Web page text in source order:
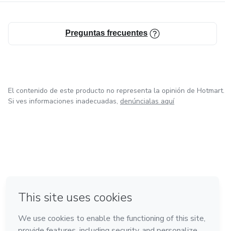
Preguntas frecuentes
El contenido de este producto no representa la opinión de Hotmart.
Si ves informaciones inadecuadas, denúncialas aquí
Hecho con❤ en Belo Horizonte